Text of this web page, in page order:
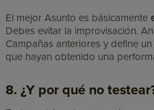
El mejor Asunto es básicamente
Debes evitar la improvisación.
Campañas anteriores y define
que hayan obtenido una
8. ¿Y por qué no